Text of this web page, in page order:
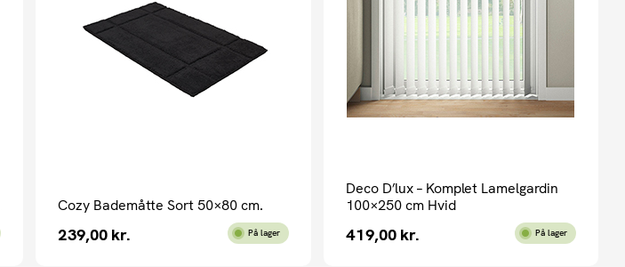
Cozy Bademåtte Sort 50×80 cm.
239,00 kr. På lager
Deco D’lux – Komplet Lamelgardin
100×250 cm Hvid
419,00 kr. På lager